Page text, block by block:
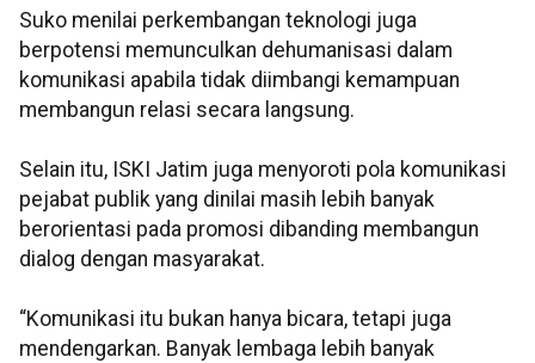
Suko menilai perkembangan teknologi juga
berpotensi memunculkan dehumanisasi dalam
komunikasi apabila tidak diimbangi kemampuan
membangun relasi secara langsung.
Selain itu, ISKI Jatim juga menyoroti pola komunikasi
pejabat publik yang dinilai masih lebih banyak
berorientasi pada promosi dibanding membangun
dialog dengan masyarakat.
“Komunikasi itu bukan hanya bicara, tetapi juga
mendengarkan. Banyak lembaga lebih banyak